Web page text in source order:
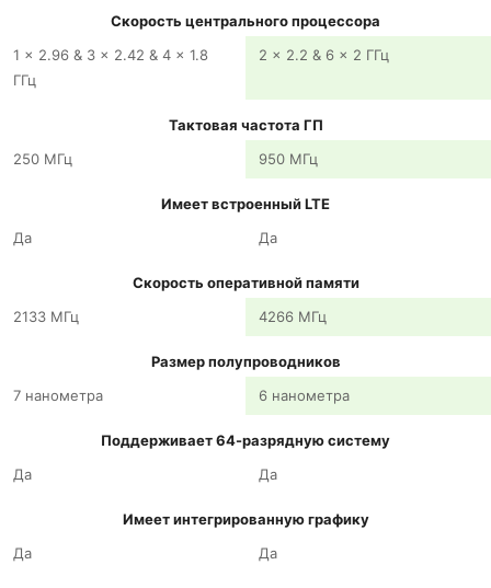
Скорость центрального процессора
1 x 2.96 & 3 x 2.42 & 4 x 1.8
ГГц
2 x 2.2 & 6 x 2 ГГц
Тактовая частота ГП
250 МГц
950 МГц
Имеет встроенный LTE
Да
Да
Скорость оперативной памяти
2133 МГц
4266 МГц
Размер полупроводников
7 нанометра
6 нанометра
Поддерживает 64-разрядную систему
Да
Да
Имеет интегрированную графику
Да
Да